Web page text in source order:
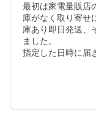
最初は家電量販店
庫がなく取り寄せ
庫あり即日発送、
ました。
指定した日時に届